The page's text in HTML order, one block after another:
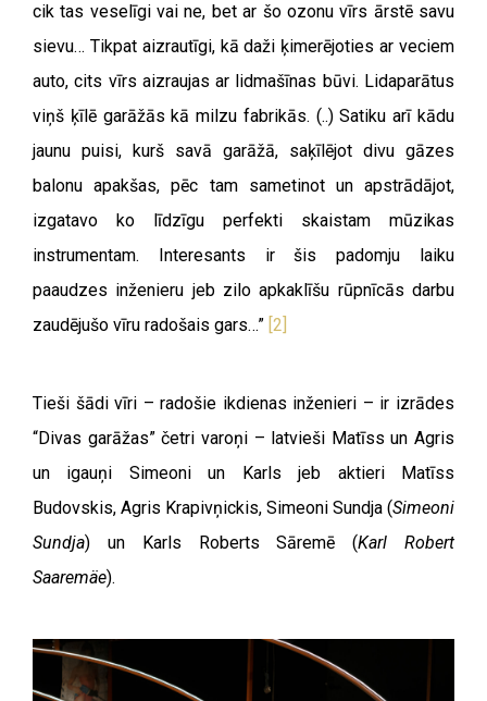
cik tas veselīgi vai ne, bet ar šo ozonu vīrs ārstē savu
sievu… Tikpat aizrautīgi, kā daži ķimerējoties ar veciem
auto, cits vīrs aizraujas ar lidmašīnas būvi. Lidaparātus
viņš ķīlē garāžās kā milzu fabrikās. (..) Satiku arī kādu
jaunu puisi, kurš savā garāžā, saķīlējot divu gāzes
balonu apakšas, pēc tam sametinot un apstrādājot,
izgatavo ko līdzīgu perfekti skaistam mūzikas
instrumentam. Interesants ir šis padomju laiku
paaudzes inženieru jeb zilo apkaklīšu rūpnīcās darbu
zaudējušo vīru radošais gars…” [2]
Tieši šādi vīri – radošie ikdienas inženieri – ir izrādes
“Divas garāžas” četri varoņi – latvieši Matīss un Agris
un igauņi Simeoni un Karls jeb aktieri Matīss
Budovskis, Agris Krapivņickis, Simeoni Sundja (Simeoni
Sundja) un Karls Roberts Sāremē (Karl Robert
Saaremäe).